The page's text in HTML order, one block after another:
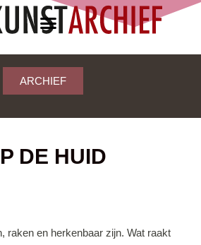
ARCHIEF
DE HUID
raken en herkenbaar zijn. Wat raakt